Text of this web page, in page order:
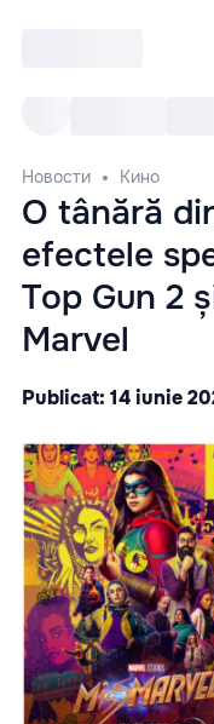
Новости Кино
O tânără
efectele
Top Gun 2
Marvel
Publicat: 14 iunie